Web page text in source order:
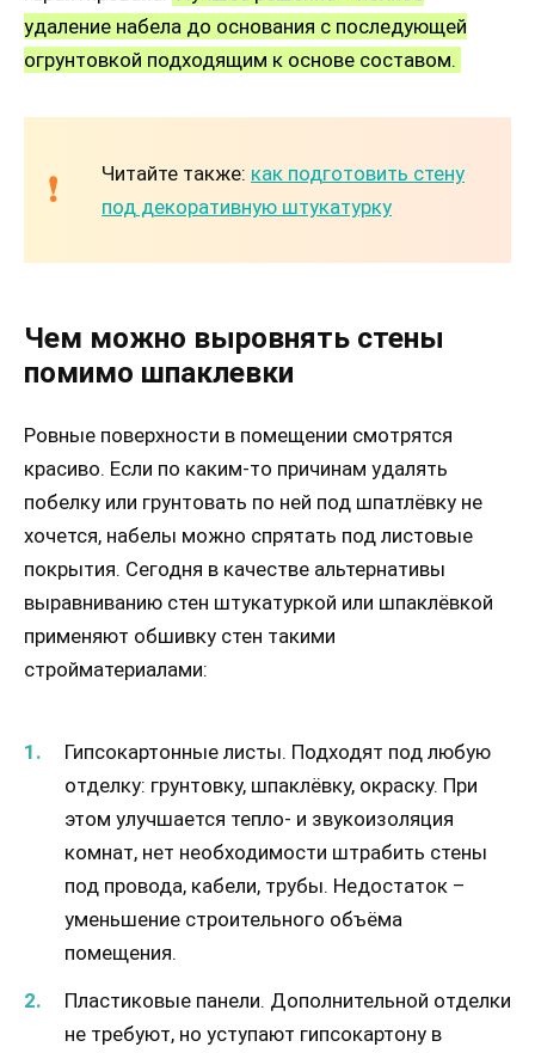
удаление набела до основания с последующей
огрунтовкой подходящим к основе составом.
Читайте также: как подготовить стену
под декоративную штукатурку
Чем можно выровнять стены
помимо шпаклевки
Ровные поверхности в помещении смотрятся
красиво. Если по каким-то причинам удалять
побелку или грунтовать по ней под шпатлёвку не
хочется, набелы можно спрятать под листовые
покрытия. Сегодня в качестве альтернативы
выравниванию стен штукатуркой или шпаклёвкой
применяют обшивку стен такими
стройматериалами:
Гипсокартонные листы. Подходят под любую
отделку: грунтовку, шпаклёвку, окраску. При
этом улучшается тепло- и звукоизоляция
комнат, нет необходимости штрабить стены
под провода, кабели, трубы. Недостаток –
уменьшение строительного объёма
помещения.
Пластиковые панели. Дополнительной отделки
не требуют, но уступают гипсокартону в